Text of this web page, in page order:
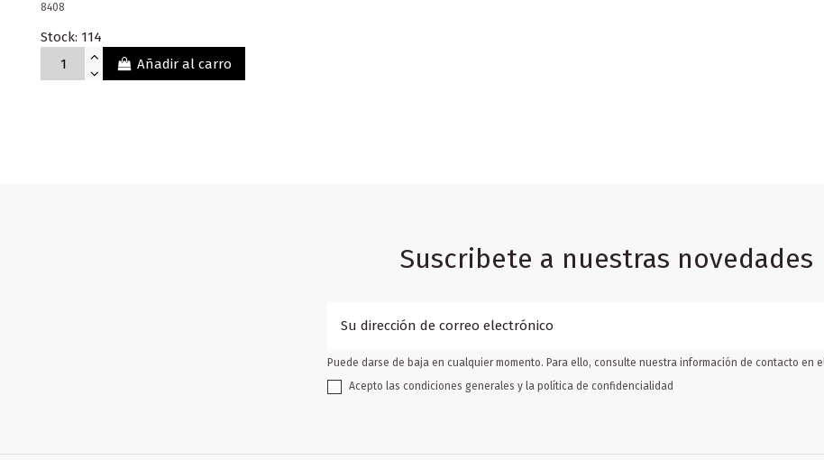
8408
Stock: 114
Añadir al carro
Suscribete a nuestras novedades
Puede darse de baja en cualquier momento. Para ello, consulte nuestra información de contacto en
Acepto las condiciones generales y la política de confidencialidad